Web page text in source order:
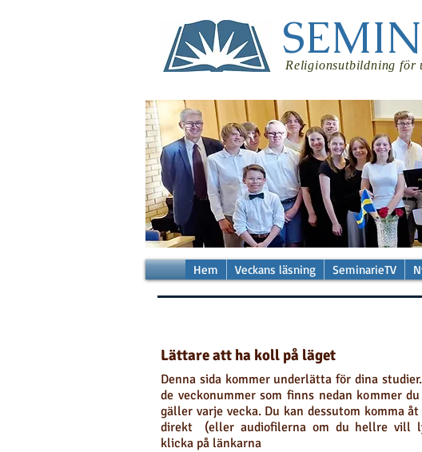
Religionsutbildning för
Hem Veckans läsning SeminarieTV
Lättare att ha koll på läget
Denna sida kommer underlätta för dina
de veckonummer som finns nedan kommer
gäller varje vecka. Du kan dessutom komma
direkt (eller audiofilerna om du hellre vill
klicka på länkarna